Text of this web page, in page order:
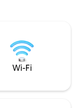
Jesteśmy ECO
zależnym od
Pamiętaj, aby
górski do
Wi-Fi